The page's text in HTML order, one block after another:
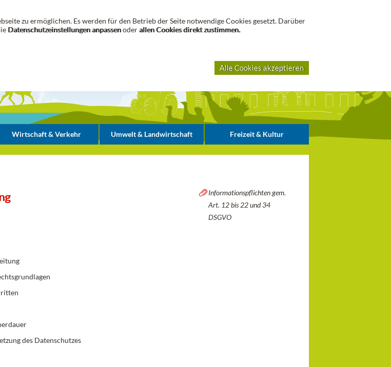
zu ermöglichen. Es werden für den Betrieb der Seite notwendige Cookies gesetzt. Darüber
Datenschutzeinstellungen anpassenoderallen Cookies direkt zustimmen.
Alle Cookies akzeptieren
Wirtschaft & Verkehr Umwelt & Landwirtschaft Freizeit & Kultur
des Datenschutzes
Informationspflichten gem.
Art. 12 bis 22 und 34
DSGVO